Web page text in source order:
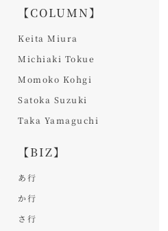
【COLUMN】
Keita Miura
Michiaki Tokue
Momoko Kohgi
Satoka Suzuki
Taka Yamaguchi
【BIZ】
あ行
か行
さ行